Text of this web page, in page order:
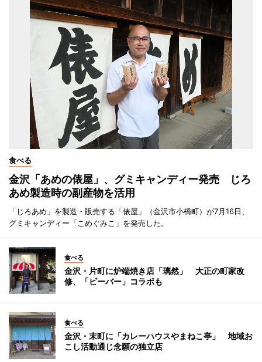
食べる
金沢「あめの俵屋」、グミキャンディー発売 じろ
あめ製造時の副産物を活用
「じろあめ」を製造・販売する「俵屋」（金沢市小橋町）が7月16日、
グミキャンディー「こめぐみこ」を発売した。
食べる
金沢・片町に炉端焼き店「璃然」 大正の町家改
修、「ビーバー」コラボも
食べる
金沢・末町に「カレーハウスやまねこ亭」 地域お
こし活動通じ念願の独立店